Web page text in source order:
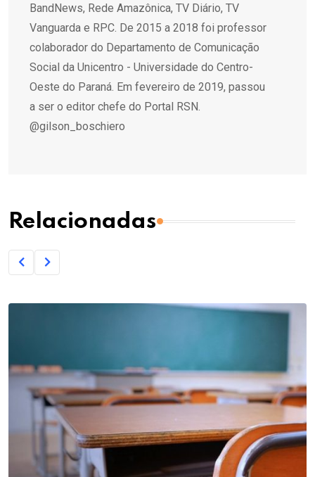
BandNews, Rede Amazônica, TV Diário, TV
Vanguarda e RPC. De 2015 a 2018 foi professor
colaborador do Departamento de Comunicação
Social da Unicentro - Universidade do Centro-
Oeste do Paraná. Em fevereiro de 2019, passou
a ser o editor chefe do Portal RSN.
@gilson_boschiero
Relacionadas